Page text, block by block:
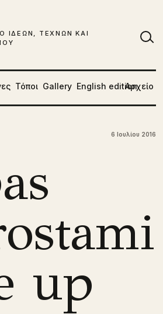
ΙΔΕΩΝ, ΤΕΧΝΩΝ ΚΑΙ
Τόποι Gallery English editionΑρχείο
6 Ιουλίου 2016
up